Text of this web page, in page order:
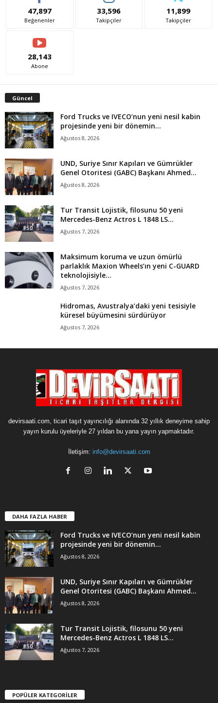
47,897
Beğenenler
33,596
Takipçiler
11,899
Takipçiler
28,143
Abone
Güncel
Ford Trucks ve IVECO’nun yeni nesil kabin
projesinde yeni bir dönemin...
Ağustos 8, 2026
UND, Suriye Sınır Kapıları ve Gümrükler
Genel Otoritesi (GABC) Başkanı Ahmed...
Ağustos 8, 2026
Tur Transit Lojistik, filosunu 50 yeni
Mercedes-Benz Actros L 1848 LS...
Ağustos 7, 2026
Maksimum koruma ve uzun ömürlü
parlaklık Maxion Wheels’ın yeni C-GUARD
teknolojisiyle...
Ağustos 7, 2026
Hidromas, Avustralya’daki yeni tesisiyle
küresel büyümesini sürdürüyor
Ağustos 7, 2026
devirsaati.com, ticari taşıt yayıncılığı alanında 32 yıllık deneyime sahip
yayın kurulu üyeleriyle 27 yıldan bu yana yayın yapmaktadır.
İletişim: info@devirsaati.com
DAHA FAZLA HABER
Ford Trucks ve IVECO’nun yeni nesil kabin
projesinde yeni bir dönemin...
Ağustos 8, 2026
UND, Suriye Sınır Kapıları ve Gümrükler
Genel Otoritesi (GABC) Başkanı Ahmed...
Ağustos 8, 2026
Tur Transit Lojistik, filosunu 50 yeni
Mercedes-Benz Actros L 1848 LS...
Ağustos 7, 2026
POPÜLER KATEGORİLER